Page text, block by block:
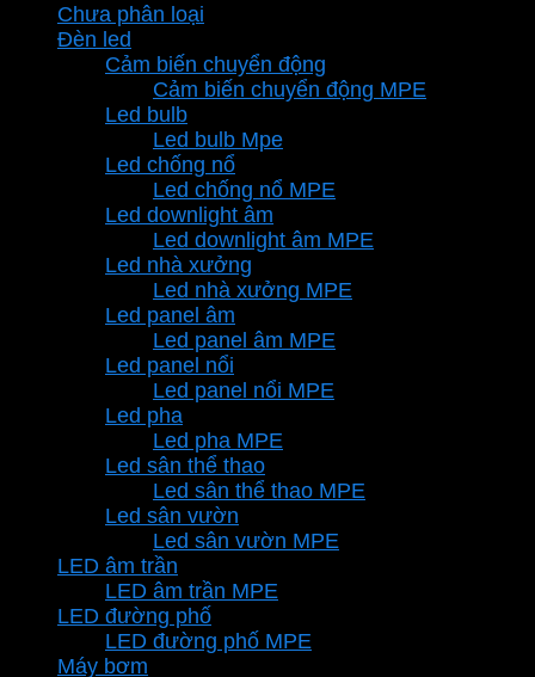
2.522.300 ₫.
Chưa phân loại
Đèn led
Cảm biến chuyển động
Cảm biến chuyển động MPE
Led bulb
Led bulb Mpe
Led chống nổ
Led chống nổ MPE
Led downlight âm
Led downlight âm MPE
Led nhà xưởng
Led nhà xưởng MPE
Led panel âm
Led panel âm MPE
Led panel nổi
Led panel nổi MPE
Led pha
Led pha MPE
Led sân thể thao
Led sân thể thao MPE
Led sân vườn
Led sân vườn MPE
LED âm trần
LED âm trần MPE
LED đường phố
LED đường phố MPE
Máy bơm